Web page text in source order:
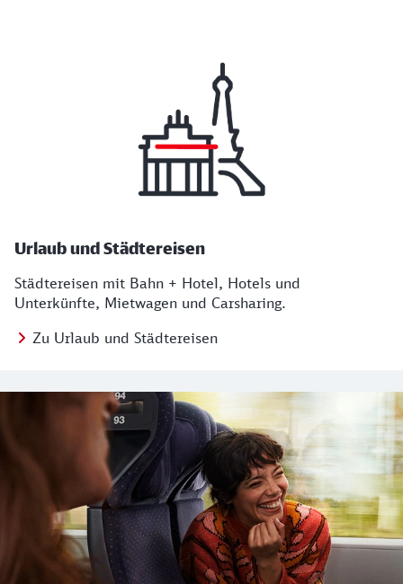
Urlaub und Städtereisen
Städtereisen mit Bahn + Hotel, Hotels und
Unterkünfte, Mietwagen und Carsharing.
Zu Urlaub und Städtereisen
Regionales Angebot